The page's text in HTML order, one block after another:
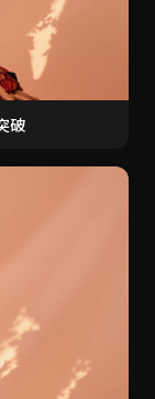
破